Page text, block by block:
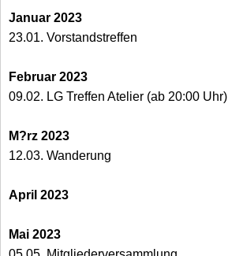
Januar 2023
23.01. Vorstandstreffen
Februar 2023
09.02. LG Treffen Atelier (ab 20:00 Uhr)
M?rz 2023
12.03. Wanderung
April 2023
Mai 2023